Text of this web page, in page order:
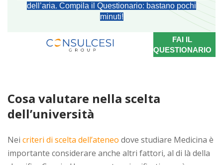
dell’aria. Compila il Questionario: bastano pochi
minuti!
FAI IL
QUESTIONARIO
Cosa valutare nella scelta
dell’università
Nei criteri di scelta dell’ateneo dove studiare Medicina è
importante considerare anche altri fattori, al di là della